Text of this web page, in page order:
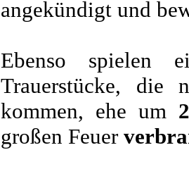
angekündigt und
Ebenso spielen
Trauerstücke, die
kommen, ehe um
großen Feuer